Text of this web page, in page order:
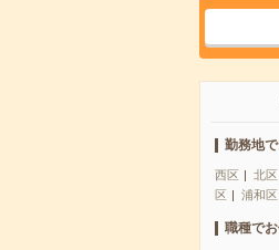
勤務地
西区 北区
区
浦和区
職種で